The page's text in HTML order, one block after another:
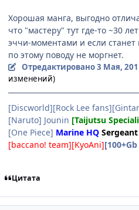
Хорошая манга, выгодно
что "мастеру" тут где-то ~30
эччи-моментами и если станет
по этому поводу не моргнет.
Отредактировано3 Мая,
изменений)
[Discworld][Rock Lee
[Naruto] Jounin [Taijutsu
[One Piece] Marine HQ
[baccano! team][KyoAni]
Цитата